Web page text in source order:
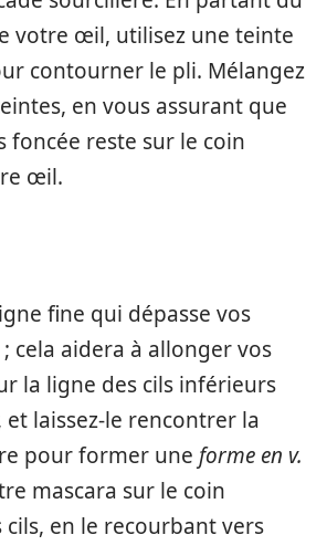
votre œil, utilisez une teinte
contourner le pli. Mélangez
en vous assurant que
foncée reste sur le coin
œil.
fine qui dépasse vos
cela aidera à allonger vos
la ligne des cils inférieurs
et laissez-le rencontrer la
pour former une forme en v.
mascara sur le coin
cils, en le recourbant vers